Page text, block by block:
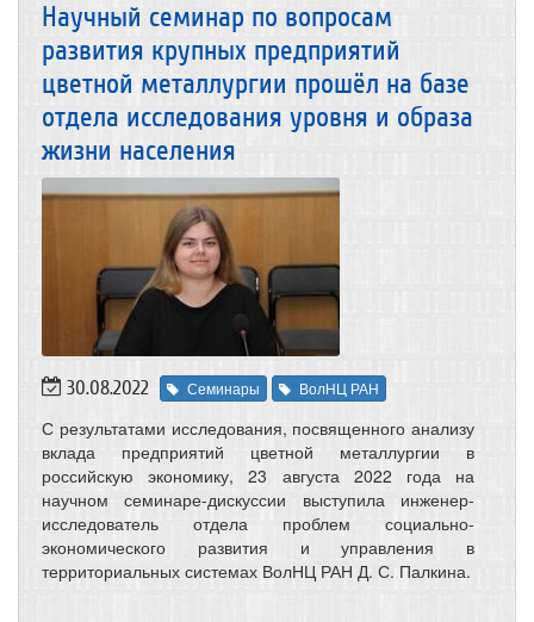
Научный семинар по вопросам
развития крупных предприятий
цветной металлургии прошёл на базе
отдела исследования уровня и образа
жизни населения
30.08.2022 Семинары ВолНЦ РАН
С результатами исследования, посвященного анализу
вклада предприятий цветной металлургии в
российскую экономику, 23 августа 2022 года на
научном семинаре-дискуссии выступила инженер-
исследователь отдела проблем социально-
экономического развития и управления в
территориальных системах ВолНЦ РАН Д. С. Палкина.